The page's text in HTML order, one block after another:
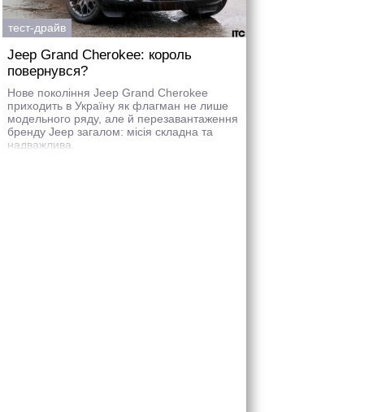
тест-драйв
Jeep Grand Cherokee: король
повернувся?
Нове покоління Jeep Grand Cherokee
приходить в Україну як флагман не лише
модельного ряду, але й перезавантаження
бренду Jeep загалом: місія складна та
надважлива.